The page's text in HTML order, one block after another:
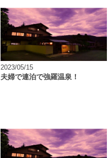
2023/05/15
夫婦で連泊で強羅温泉！